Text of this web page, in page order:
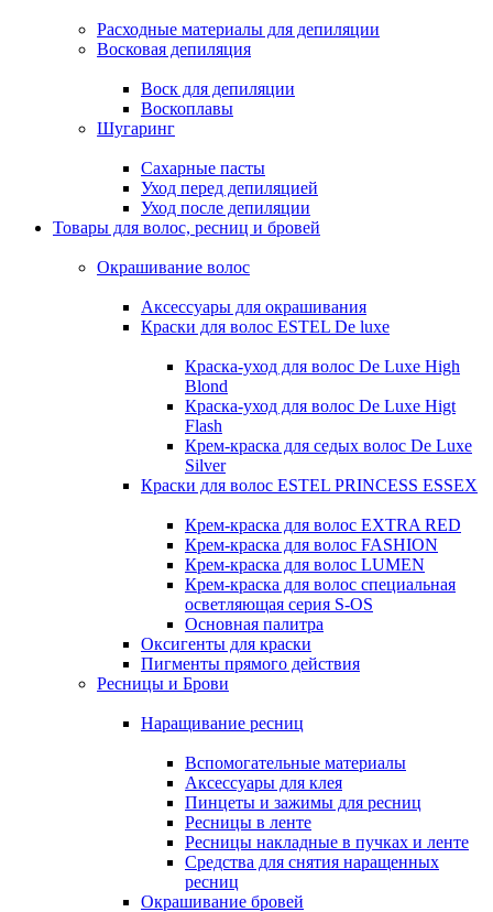
Расходные материалы для депиляции
Восковая депиляция
Воск для депиляции
Воскоплавы
Шугаринг
Сахарные пасты
Уход перед депиляцией
Уход после депиляции
Товары для волос, ресниц и бровей
Окрашивание волос
Аксессуары для окрашивания
Краски для волос ESTEL De luxe
Краска-уход для волос De Luxe High
Blond
Краска-уход для волос De Luxe Higt
Flash
Крем-краска для седых волос De Luxe
Silver
Краски для волос ESTEL PRINCESS ESSEX
Крем-краска для волос EXTRA RED
Крем-краска для волос FASHION
Крем-краска для волос LUMEN
Крем-краска для волос специальная
осветляющая серия S-OS
Основная палитра
Оксигенты для краски
Пигменты прямого действия
Ресницы и Брови
Наращивание ресниц
Вспомогательные материалы
Аксессуары для клея
Пинцеты и зажимы для ресниц
Ресницы в ленте
Ресницы накладные в пучках и ленте
Средства для снятия наращенных
ресниц
Окрашивание бровей